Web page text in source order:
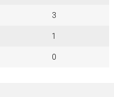
3
1
0